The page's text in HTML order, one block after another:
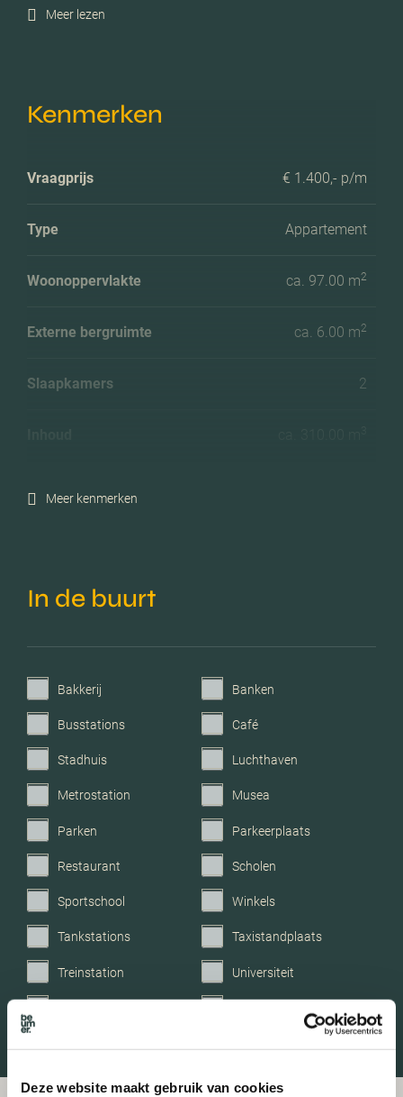
Deze website maakt gebruik van cookies
Meer lezen
Kenmerken
Vraagprijs € 1.400,- p/m
Type Appartement
Woonoppervlakte ca. 97.00 m2
Externe bergruimte ca. 6.00 m2
Slaapkamers 2
Meer kenmerken
In de buurt
Bakkerij Banken
Busstations Café
Stadhuis Luchthaven
Metrostation Musea
Parken Parkeerplaats
Restaurant Scholen
Sportschool Winkels
Tankstations Taxistandplaats
Treinstation Universiteit